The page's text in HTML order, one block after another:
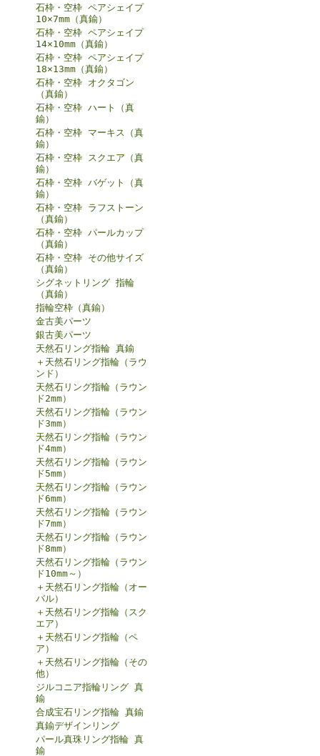
石枠・空枠 ペアシェイプ
10×7mm（真鍮）
石枠・空枠 ペアシェイプ
14×10mm（真鍮）
石枠・空枠 ペアシェイプ
18×13mm（真鍮）
石枠・空枠 オクタゴン
（真鍮）
石枠・空枠 ハート（真
鍮）
石枠・空枠 マーキス（真
鍮）
石枠・空枠 スクエア（真
鍮）
石枠・空枠 バゲット（真
鍮）
石枠・空枠 ラフストーン
（真鍮）
石枠・空枠 パールカップ
（真鍮）
石枠・空枠 その他サイズ
（真鍮）
シグネットリング 指輪
（真鍮）
指輪空枠（真鍮）
金古美パーツ
銀古美パーツ
天然石リング指輪 真鍮
＋天然石リング指輪（ラウ
ンド）
天然石リング指輪（ラウン
ド2mm）
天然石リング指輪（ラウン
ド3mm）
天然石リング指輪（ラウン
ド4mm）
天然石リング指輪（ラウン
ド5mm）
天然石リング指輪（ラウン
ド6mm）
天然石リング指輪（ラウン
ド7mm）
天然石リング指輪（ラウン
ド8mm）
天然石リング指輪（ラウン
ド10mm～）
＋天然石リング指輪（オー
バル）
＋天然石リング指輪（スク
エア）
＋天然石リング指輪（ペ
ア）
＋天然石リング指輪（その
他）
ジルコニア指輪リング 真
鍮
合成宝石リング指輪 真鍮
真鍮デザインリング
パール真珠リング指輪 真
鍮